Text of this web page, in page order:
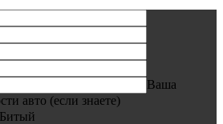
Ваша
авто (если знаете)
Битый